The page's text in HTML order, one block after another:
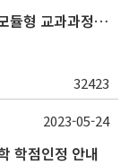
SNU Inno-Edu 프로젝트 보건대학원 '모듈형 교과과정' 안내(revised 2022/2/28)
32423
학점인정 안내
2023-05-24